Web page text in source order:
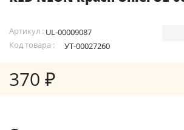
Артикул : UL-00009087
Код товара :
УТ-00027260
370 ₽